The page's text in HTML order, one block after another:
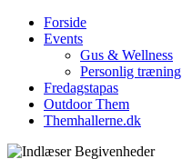
Forside
Events
Gus & Wellness
Personlig træning
Fredagstapas
Outdoor Them
Themhallerne.dk